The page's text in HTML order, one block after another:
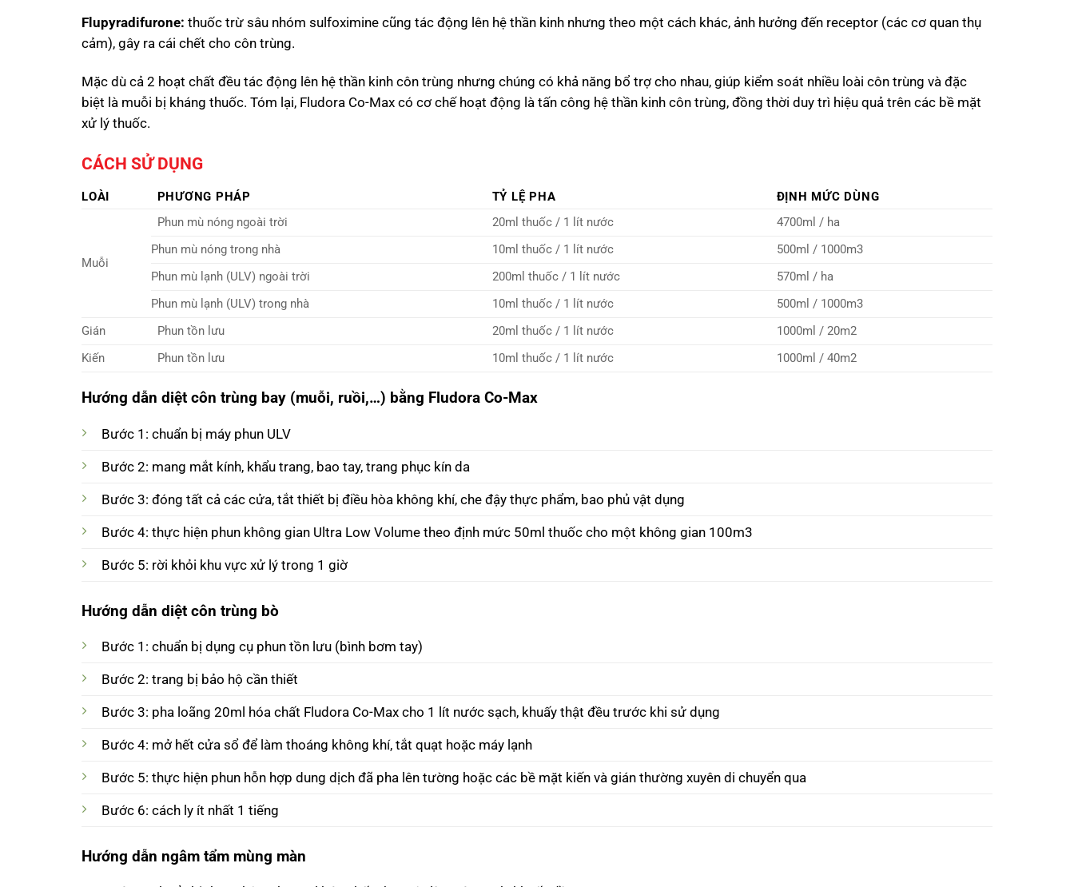
Flupyradifurone: thuốc trừ sâu nhóm sulfoximine cũng tác động lên hệ thần kinh nhưng theo một cách khác, ảnh hưởng đến receptor (các cơ quan thụ
cảm), gây ra cái chết cho côn trùng.
Mặc dù cả 2 hoạt chất đều tác động lên hệ thần kinh côn trùng nhưng chúng có khả năng bổ trợ cho nhau, giúp kiểm soát nhiều loài côn trùng và đặc
biệt là muỗi bị kháng thuốc. Tóm lại, Fludora Co-Max có cơ chế hoạt động là tấn công hệ thần kinh côn trùng, đồng thời duy trì hiệu quả trên các bề mặt
xử lý thuốc.
CÁCH SỬ DỤNG
LOÀI PHƯƠNG PHÁP TỶ LỆ PHA ĐỊNH MỨC DÙNG
Muỗi
Phun mù nóng ngoài trời 20ml thuốc / 1 lít nước
4700ml / ha
Phun mù nóng trong nhà
10ml thuốc / 1 lít nước
500ml / 1000m3
Phun mù lạnh (ULV) ngoài trời
200ml thuốc / 1 lít nước
570ml / ha
Phun mù lạnh (ULV) trong nhà
10ml thuốc / 1 lít nước
500ml / 1000m3
Gián
Phun tồn lưu 20ml thuốc / 1 lít nước
1000ml / 20m2
Kiến
Phun tồn lưu 10ml thuốc / 1 lít nước 1000ml / 40m2
Hướng dẫn diệt côn trùng bay (muỗi, ruồi,…) bằng Fludora Co-Max
Bước 1: chuẩn bị máy phun ULV
Bước 2: mang mắt kính, khẩu trang, bao tay, trang phục kín da
Bước 3: đóng tất cả các cửa, tắt thiết bị điều hòa không khí, che đậy thực phẩm, bao phủ vật dụng
Bước 4: thực hiện phun không gian Ultra Low Volume theo định mức 50ml thuốc cho một không gian 100m3
Bước 5: rời khỏi khu vực xử lý trong 1 giờ
Hướng dẫn diệt côn trùng bò
Bước 1: chuẩn bị dụng cụ phun tồn lưu (bình bơm tay)
Bước 2: trang bị bảo hộ cần thiết
Bước 3: pha loãng 20ml hóa chất Fludora Co-Max cho 1 lít nước sạch, khuấy thật đều trước khi sử dụng
Bước 4: mở hết cửa sổ để làm thoáng không khí, tắt quạt hoặc máy lạnh
Bước 5: thực hiện phun hỗn hợp dung dịch đã pha lên tường hoặc các bề mặt kiến và gián thường xuyên di chuyển qua
Bước 6: cách ly ít nhất 1 tiếng
Hướng dẫn ngâm tẩm mùng màn